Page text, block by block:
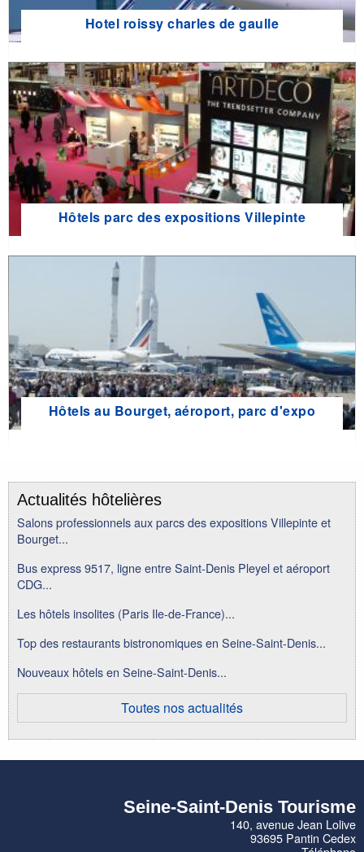
Hotel roissy charles de gaulle
Hôtels parc des expositions Villepinte
Hôtels au Bourget, aéroport, parc d'expo
Actualités hôtelières
Salons professionnels aux parcs des expositions Villepinte et
Bourget...
Bus express 9517, ligne entre Saint-Denis Pleyel et aéroport
CDG...
Les hôtels insolites (Paris Ile-de-France)...
Top des restaurants bistronomiques en Seine-Saint-Denis...
Nouveaux hôtels en Seine-Saint-Denis...
Toutes nos actualités
Seine-Saint-Denis Tourisme
140, avenue Jean Lolive
93695 Pantin Cedex